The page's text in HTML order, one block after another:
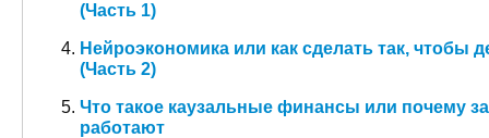
(Часть 1)
Нейроэкономика или как сделать так, чтобы
(Часть 2)
Что такое каузальные финансы или почему
работают